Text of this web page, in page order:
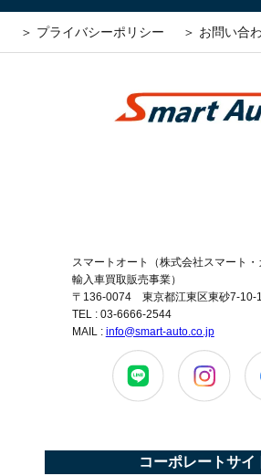
＞ プライバシーポリシー ＞ お問い合
スマートオート（株式会社スマート・
輸入車買取販売事業）
〒136-0074 東京都江東区東砂7-10-
TEL : 03-6666-2544
MAIL : info@smart-auto.co.jp
コーポレートサイ